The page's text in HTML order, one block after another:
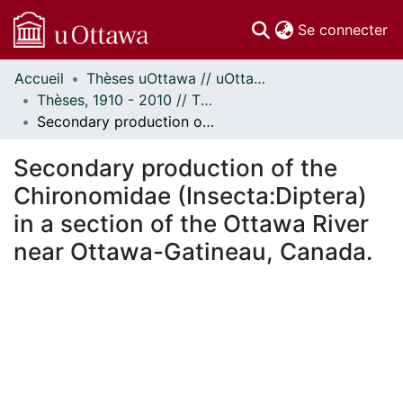
Se connecter
Communautés
et collections
Parcourir
À propos
Accueil
Thèses uOttawa // uOttawa Theses
Thèses, 1910 - 2010 // Theses, 1910 - 2010
Secondary production of the Chironomidae (Insecta:Diptera) in a section of the Ottawa River near Ottawa-Gatineau, Canada.
Secondary production of the
Chironomidae (Insecta:Diptera)
in a section of the Ottawa River
near Ottawa-Gatineau, Canada.